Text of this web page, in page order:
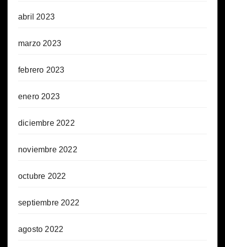
abril 2023
marzo 2023
febrero 2023
enero 2023
diciembre 2022
noviembre 2022
octubre 2022
septiembre 2022
agosto 2022